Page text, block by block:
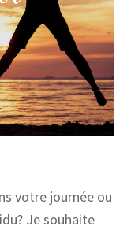
votre journée ou
Je souhaite